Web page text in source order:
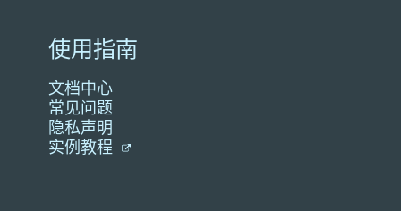
使用指南
文档中心
常见问题
隐私声明
实例教程